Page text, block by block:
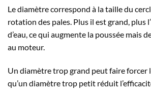
Le diamètre correspond à la taille du
rotation des pales. Plus il est grand, plus
d’eau, ce qui augmente la poussée mais
au moteur.
Un diamètre trop grand peut faire forcer
qu’un diamètre trop petit réduit